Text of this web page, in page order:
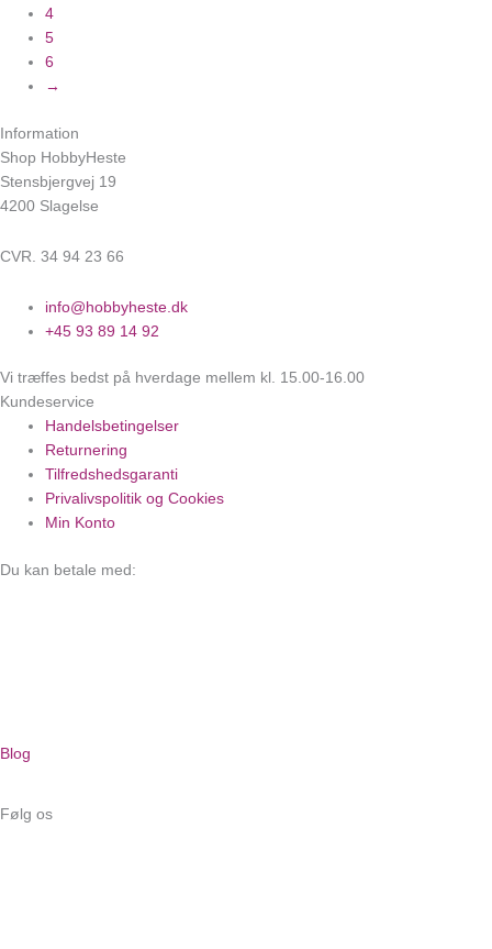
4
5
6
→
Information
Shop HobbyHeste
Stensbjergvej 19
4200 Slagelse
CVR. 34 94 23 66
info@hobbyheste.dk
+45 93 89 14 92
Vi træffes bedst på hverdage mellem kl. 15.00-16.00
Kundeservice
Handelsbetingelser
Returnering
Tilfredshedsgaranti
Privalivspolitik og Cookies
Min Konto
Du kan betale med:
Blog
Følg os